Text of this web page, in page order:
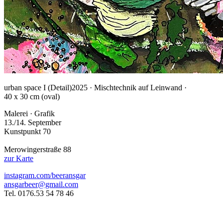
urban space I (Detail)2025 · Mischtechnik auf Leinwand ·
40 x 30 cm (oval)
Malerei · Grafik
13./14. September
Kunstpunkt 70
Merowingerstraße 88
zur Karte
instagram.com/beeransgar
ansgarbeer@gmail.com
Tel. 0176.53 54 78 46